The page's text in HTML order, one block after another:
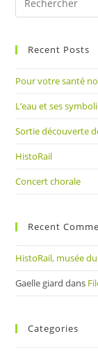
Recent Posts
Pour votre santé
L’eau et ses
Sortie découverte
HistoRail
Concert chorale
Recent
HistoRail, musée
Gaelle giard dans
Categories